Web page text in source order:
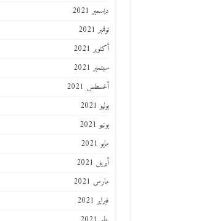
ديسمبر 2021
نوفمبر 2021
أكتوبر 2021
سبتمبر 2021
أغسطس 2021
يوليو 2021
يونيو 2021
مايو 2021
أبريل 2021
مارس 2021
فبراير 2021